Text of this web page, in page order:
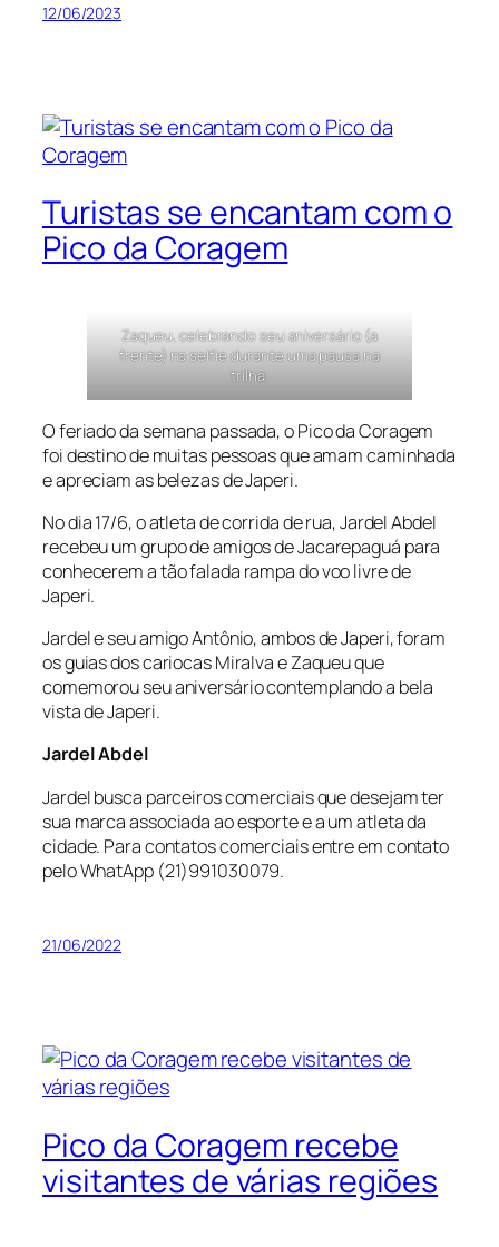
12/06/2023
Turistas se encantam com o
Pico da Coragem
Zaqueu, celebrando seu aniversário (a
frente) na selfie durante uma pausa na
trilha.
O feriado da semana passada, o Pico da Coragem
foi destino de muitas pessoas que amam caminhada
e apreciam as belezas de Japeri.
No dia 17/6, o atleta de corrida de rua, Jardel Abdel
recebeu um grupo de amigos de Jacarepaguá para
conhecerem a tão falada rampa do voo livre de
Japeri.
Jardel e seu amigo Antônio, ambos de Japeri, foram
os guias dos cariocas Miralva e Zaqueu que
comemorou seu aniversário contemplando a bela
vista de Japeri.
Jardel Abdel
Jardel busca parceiros comerciais que desejam ter
sua marca associada ao esporte e a um atleta da
cidade. Para contatos comerciais entre em contato
pelo WhatApp (21)991030079.
21/06/2022
Pico da Coragem recebe
visitantes de várias regiões